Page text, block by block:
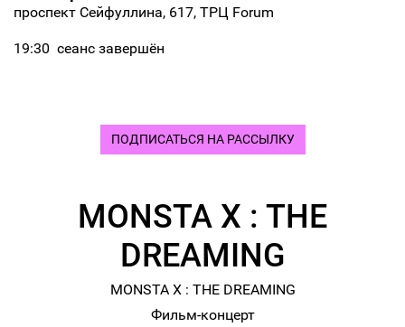
проспект Сейфуллина, 617, ТРЦ Forum
19:30 сеанс завершён
ПОДПИСАТЬСЯ НА РАССЫЛКУ
MONSTA X : THE
DREAMING
MONSTA X : THE DREAMING
Фильм-концерт